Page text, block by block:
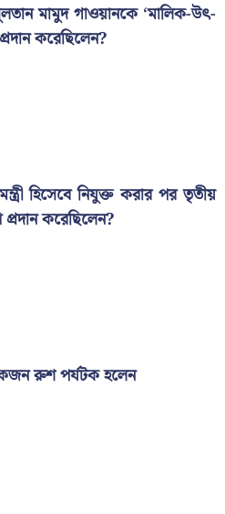
মামুদ গাওয়ানকে ‘মালিক-উৎ-
করেছিলেন?
হিসেবে নিযুক্ত করার পর তৃতীয়
করেছিলেন?
রুশ পর্যটক হলেন